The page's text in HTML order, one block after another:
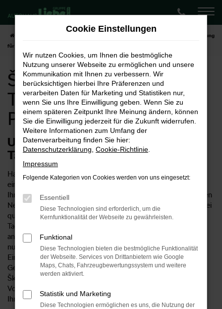
Zum
Hauptinhalt
springen
Škoda Fabia Tageszulassung
für Paderborn
Škoda Fabia
Tageszulassung für
Paderborn
Unsere Tipps für eine Škoda Fabia
Tageszulassung in Paderborn
Haben Sie für Ihre Mobilität in Paderborn schon einmal über
eine Škoda Fabia Tageszulassung nachgedacht? Wir können
Ihnen diese Möglichkeit empfehlen, denn so erhalten Sie einen
Neuwagen zum Preis eines Gebrauchten und müssen keinerlei
qualitative Abstriche hinnehmen. Ob eine Škoda Fabia
Tageszulassung für einen Tag in Paderborn oder an einem
anderen Ort zugelassen wurde, spielt keine Rolle. Wichtig ist
nur, dass es sich aufgrund des bereits vorgenommenen
Eintrags in den Fahrzeugpapieren formal um einen
Gebrauchtwagen handelt. Damit geht einher, dass für eine
Škoda Fabia Tageszulassung in Paderborn nicht die strengen
Vorgaben seitens des Automobilherstellers gelten und wir
Ihnen einen besonders attraktiven Preis unterbreiten.
Cookie Einstellungen
Wir nutzen Cookies, um Ihnen die bestmögliche
Nutzung unserer Webseite zu ermöglichen und unsere
Kommunikation mit Ihnen zu verbessern. Wir
berücksichtigen hierbei Ihre Präferenzen und
verarbeiten Daten für Marketing und Statistiken nur,
wenn Sie uns Ihre Einwilligung geben. Wenn Sie zu
einem späteren Zeitpunkt Ihre Meinung ändern, können
Sie die Einwilligung jederzeit für die Zukunft widerrufen.
Weitere Informationen zum Umfang der
Datenverarbeitung finden Sie hier:
Datenschutzerklärung Cookie-Richtlinie
Impressum
Folgende Kategorien von Cookies werden von uns eingesetzt:
Essentiell
Diese Technologien sind erforderlich, um die
Kernfunktionalität der Webseite zu gewährleisten.
Funktional
Diese Technologien bieten die bestmögliche Funktionalität
der Webseite. Services von Drittanbietern wie Google
Maps, Chats, Fahrzeugbewertungssystem und weitere
werden aktiviert.
Statistik und Marketing
Diese Technologien ermöglichen es uns, die Nutzung der